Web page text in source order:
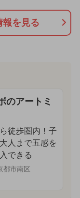
報を見る
のアートミ
徒歩圏内！子
人まで五感を
できる
都市南区